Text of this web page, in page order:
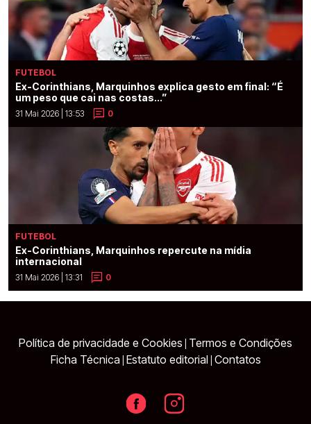
FUTEBOL
Ex-Corinthians, Marquinhos explica gesto em final: “É
um peso que cai nas costas...”
31 Mai 2026 | 13:53 0
FUTEBOL
Ex-Corinthians, Marquinhos repercute na mídia
internacional
31 Mai 2026 | 13:31 0
Política de privacidade e Cookies Termos e Condições
Ficha Técnica Estatuto editorial Contatos